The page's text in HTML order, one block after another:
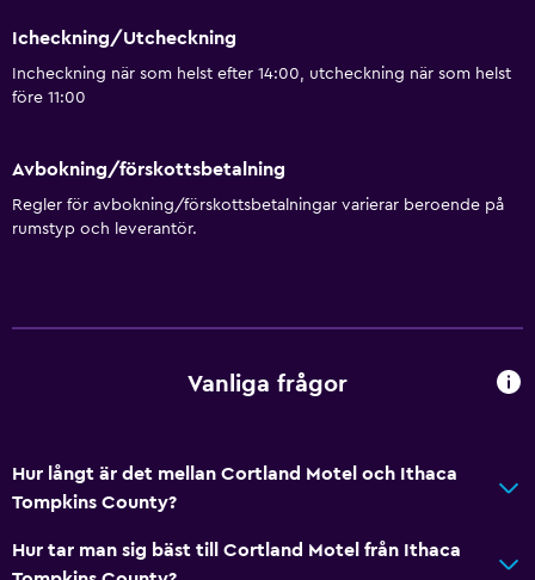
Icheckning/Utcheckning
Incheckning när som helst efter 14:00, utcheckning när som helst
före 11:00
Avbokning/förskottsbetalning
Regler för avbokning/förskottsbetalningar varierar beroende på
rumstyp och leverantör.
Vanliga frågor
Hur långt är det mellan Cortland Motel och Ithaca
Tompkins County?
Hur tar man sig bäst till Cortland Motel från Ithaca